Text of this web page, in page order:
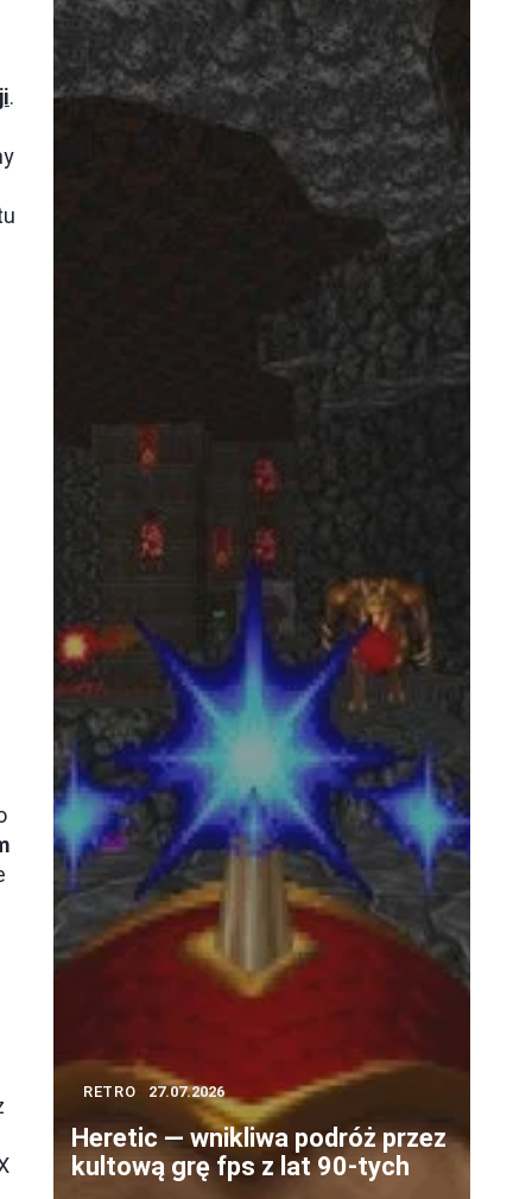
.
RETRO 27.07.2026
Heretic — wnikliwa podróż przez
kultową grę fps z lat 90-tych